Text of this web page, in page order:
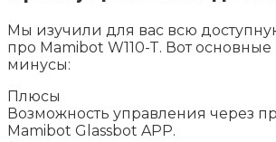
Мы изучили для вас всю
про Mamibot W110-T. Вот
минусы:
Плюсы
Возможность управления через
Mamibot Glassbot APP.